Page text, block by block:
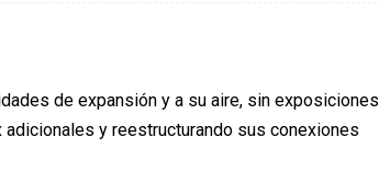
de expansión y a su aire, sin exposiciones
y reestructurando sus conexiones